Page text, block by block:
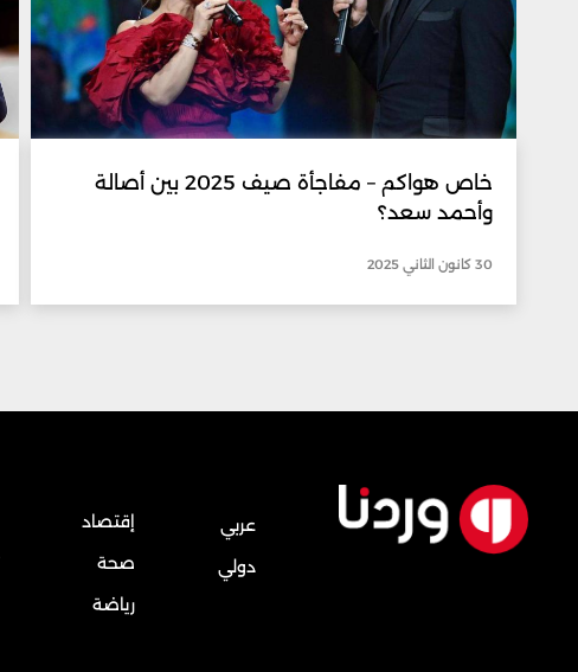
خاص هواكم – مفاجأة صيف 2025 بين أصالة
وأحمد سعد؟
30 كانون الثاني 2025
عربي
دولي
إقتصاد
صحة
رياضة